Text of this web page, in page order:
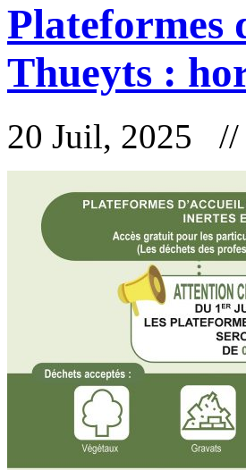
Plateformes
Thueyts :
20 Juil, 2025 //